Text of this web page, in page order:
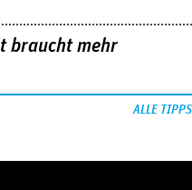
braucht mehr
ALLE TIPPS